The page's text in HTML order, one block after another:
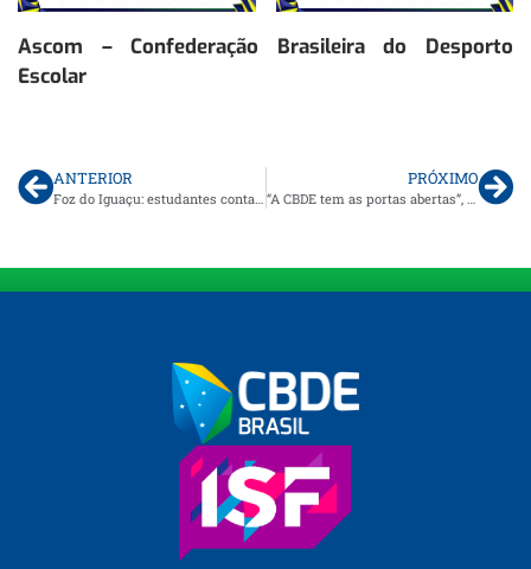
Ascom – Confederação Brasileira do Desporto
Escolar
ANTERIOR
Foz do Iguaçu: estudantes contam os dias para o início do Brasileiro CBDE de Voleibol
PRÓXIMO
“A CBDE tem as portas abertas”, diz novo secretário especial do Esporte